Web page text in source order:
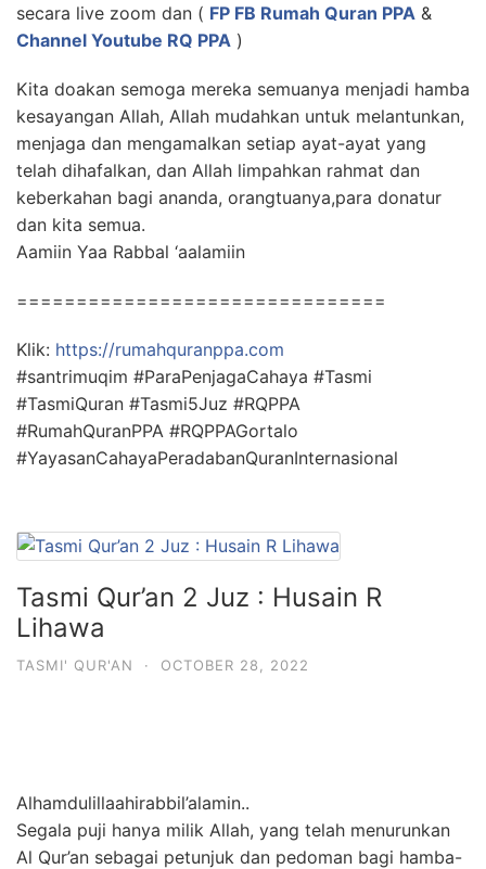
secara live zoom dan ( FP FB Rumah Quran PPA &
Channel Youtube RQ PPA )
Kita doakan semoga mereka semuanya menjadi hamba
kesayangan Allah, Allah mudahkan untuk melantunkan,
menjaga dan mengamalkan setiap ayat-ayat yang
telah dihafalkan, dan Allah limpahkan rahmat dan
keberkahan bagi ananda, orangtuanya,para donatur
dan kita semua.
Aamiin Yaa Rabbal ‘aalamiin
===============================
Klik: https://rumahquranppa.com
#santrimuqim #ParaPenjagaCahaya #Tasmi
#TasmiQuran #Tasmi5Juz #RQPPA
#RumahQuranPPA #RQPPAGortalo
#YayasanCahayaPeradabanQuranInternasional
Tasmi Qur’an 2 Juz : Husain R
Lihawa
TASMI' QUR'AN · OCTOBER 28, 2022
Alhamdulillaahirabbil’alamin..
Segala puji hanya milik Allah, yang telah menurunkan
Al Qur’an sebagai petunjuk dan pedoman bagi hamba-